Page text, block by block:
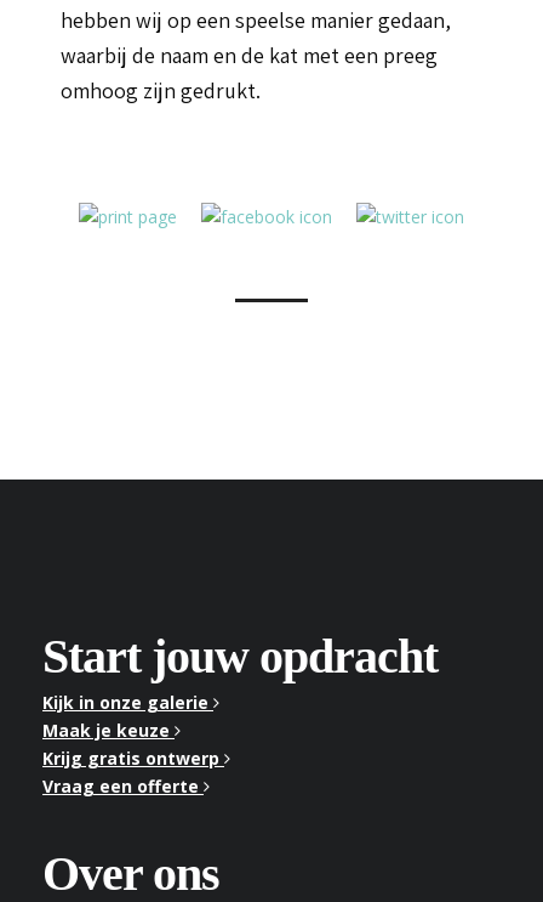
hebben wij op een speelse manier gedaan,
waarbij de naam en de kat met een preeg
omhoog zijn gedrukt.
Start jouw opdracht
Kijk in onze galerie
Maak je keuze
Krijg gratis ontwerp
Vraag een offerte
Over ons